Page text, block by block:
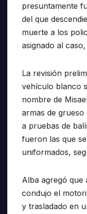
presuntamente
del que
muerte a los
asignado al
La revisión
vehículo blanco
nombre de
armas de grueso
a pruebas de
fueron las que
uniformados,
Alba agregó que
condujo el
y trasladado en